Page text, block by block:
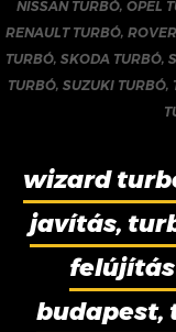
NISSAN TURBÓ, OPEL
RENAULT TURBÓ,
TURBÓ, SKODA TURBÓ,
TURBÓ,SUZUKI TURBÓ,
wizard
javítás,
budapest,